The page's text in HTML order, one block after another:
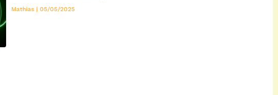
Mathias 05/05/2025